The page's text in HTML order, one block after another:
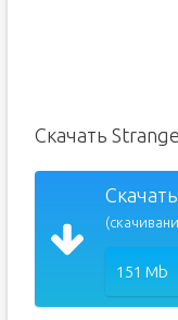
Скачать
151 Mb